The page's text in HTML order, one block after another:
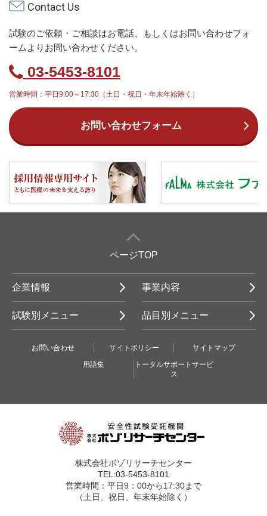
Contact Us
試験のご依頼・ご相談はお電話、もしくはお問い合わせフォ
ームよりお問い合わせください。
03-5453-8101
営業時間：平日9:00～17:30（土日・祝日・年末年始除く）
お問い合わせフォーム
ページTOP
企業情報 事業内容
試験別メニュー 品目別メニュー
お問い合わせ サイトポリシー
サイトマップ
用語集
トータルサポートサービ
ス
株式会社ボゾリサーチセンター
TEL:03-5453-8101
営業時間：平日9：00から17:30まで
（土日、祝日、年末年始除く）